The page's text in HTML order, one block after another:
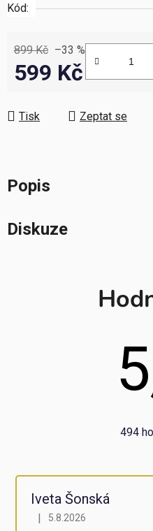
Kód:
899 Kč –33 %
599 Kč
Tisk Zeptat se
Popis
Diskuze
494
Iveta Šonská
Hodnocení obchodu je 5
| 5.8.2026